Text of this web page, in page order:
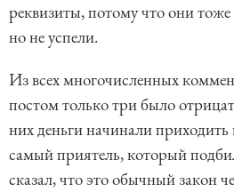
реквизиты, потому что они тоже
но не успели.
Из всех многочисленных
постом только три было
них деньги начинали приходить
самый приятель, который
сказал, что это обычный закон